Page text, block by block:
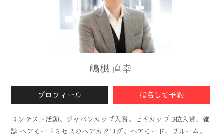
嶋根 直幸
プロフィール 指名して予約
コンテスト活動、ジャパンカップ入賞、ビギカップ 3位入賞、雑
誌 ヘアモードミセスのヘアカタログ、ヘアモード、ブルーム、